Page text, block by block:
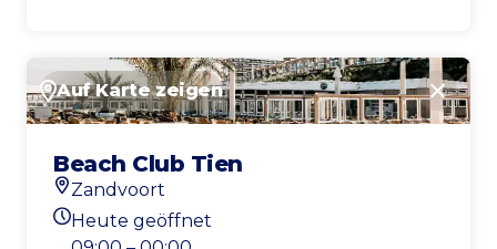
Auf Karte zeigen
Beach Club Tien
Standort
Zandvoort
Heutigen Öffnungszeiten
Heute geöffnet